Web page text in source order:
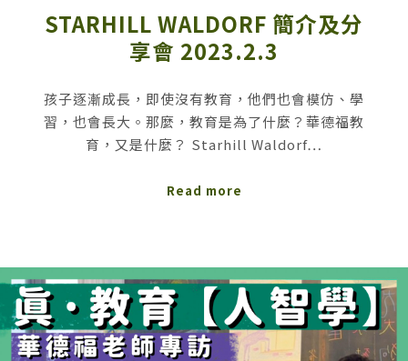
STARHILL WALDORF 簡介及分
享會 2023.2.3
孩子逐漸成長，即使沒有教育，他們也會模仿、學
習，也會長大。那麼，教育是為了什麼？華德福教
育，又是什麼？ Starhill Waldorf…
Read more